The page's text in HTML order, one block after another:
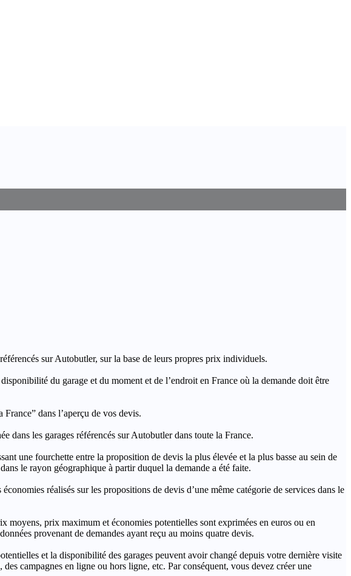
sur Autobutler, sur la base de leurs propres prix individuels.
du garage et du moment et de l’endroit en France où la demande doit être
dans l’aperçu de vos devis.
les garages référencés sur Autobutler dans toute la France.
une fourchette entre la proposition de devis la plus élevée et la plus basse au sein de
le rayon géographique à partir duquel la demande a été faite.
réalisés sur les propositions de devis d’une même catégorie de services dans le
prix maximum et économies potentielles sont exprimées en euros ou en
provenant de demandes ayant reçu au moins quatre devis.
et la disponibilité des garages peuvent avoir changé depuis votre dernière visite
campagnes en ligne ou hors ligne, etc. Par conséquent, vous devez créer une